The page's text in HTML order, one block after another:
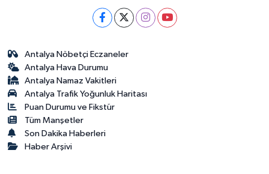
Antalya Nöbetçi Eczaneler
Antalya Hava Durumu
Antalya Namaz Vakitleri
Antalya Trafik Yoğunluk Haritası
Puan Durumu ve Fikstür
Tüm Manşetler
Son Dakika Haberleri
Haber Arşivi